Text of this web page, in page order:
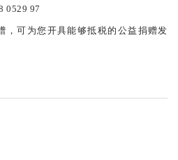
0529 97
，可为您开具能够抵税的公益捐赠发